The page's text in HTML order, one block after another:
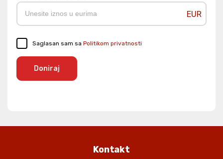
EUR
Saglasan sam sa Politikom privatnosti
Doniraj
Kontakt